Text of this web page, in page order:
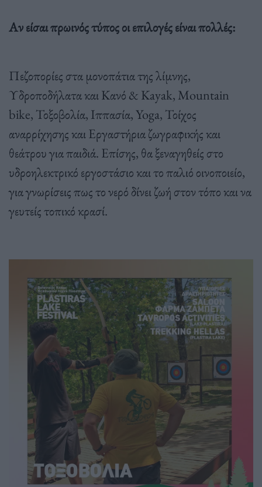
Αν είσαι πρωινός τύπος οι επιλογές είναι πολλές:
Πεζοπορίες στα μονοπάτια της λίμνης,
Υδροποδήλατα και Κανό & Kayak, Mountain
bike, Τοξοβολία, Ιππασία, Yoga, Τοίχος
αναρρίχησης και Εργαστήρια ζωγραφικής και
θεάτρου για παιδιά. Επίσης, θα ξεναγηθείς στο
υδροηλεκτρικό εργοστάσιο και το παλιό οινοποιείο,
για γνωρίσεις πως το νερό δίνει ζωή στον τόπο και να
γευτείς τοπικό κρασί.